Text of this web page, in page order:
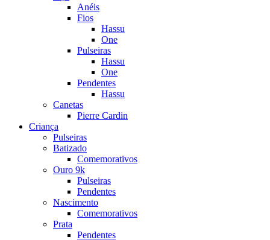
Anéis
Fios
Hassu
One
Pulseiras
Hassu
One
Pendentes
Hassu
Canetas
Pierre Cardin
Criança
Pulseiras
Batizado
Comemorativos
Ouro 9k
Pulseiras
Pendentes
Nascimento
Comemorativos
Prata
Pendentes